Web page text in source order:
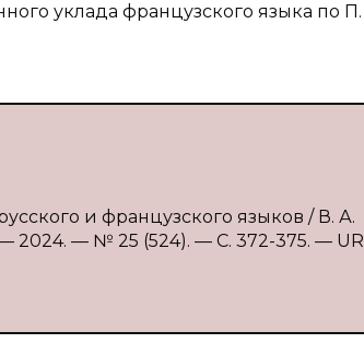
уклада французского языка по П.
и французского языков / В. А.
— № 25 (524). — С. 372-375. —